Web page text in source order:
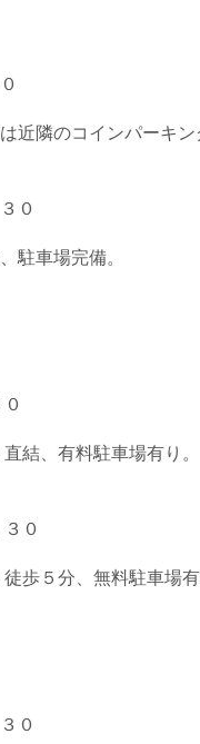
近隣のコインパーキン
０
駐車場完備。
結、有料駐車場有り。
０
歩５分、無料駐車場有
０